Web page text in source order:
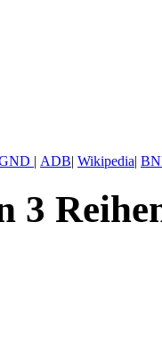
| ADB| Wikipedia|
3